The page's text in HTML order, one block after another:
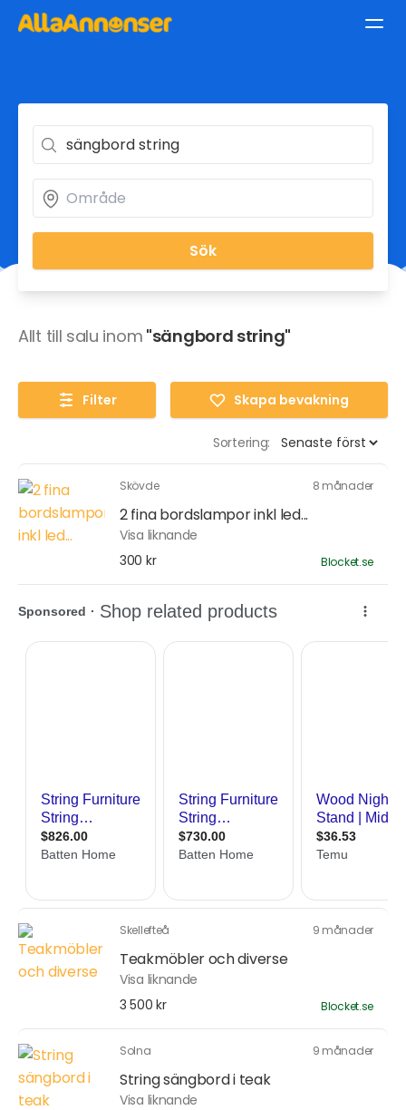
Sök
Allt till salu inom "sängbord string"
Filter Skapa bevakning
Sortering:
Skövde 8 månader
2 fina bordslampor inkl led...
Visa liknande
300 kr
Blocket.se
Skellefteå 9 månader
Teakmöbler och diverse
Visa liknande
3 500 kr
Blocket.se
Solna 9 månader
String sängbord i teak
Visa liknande